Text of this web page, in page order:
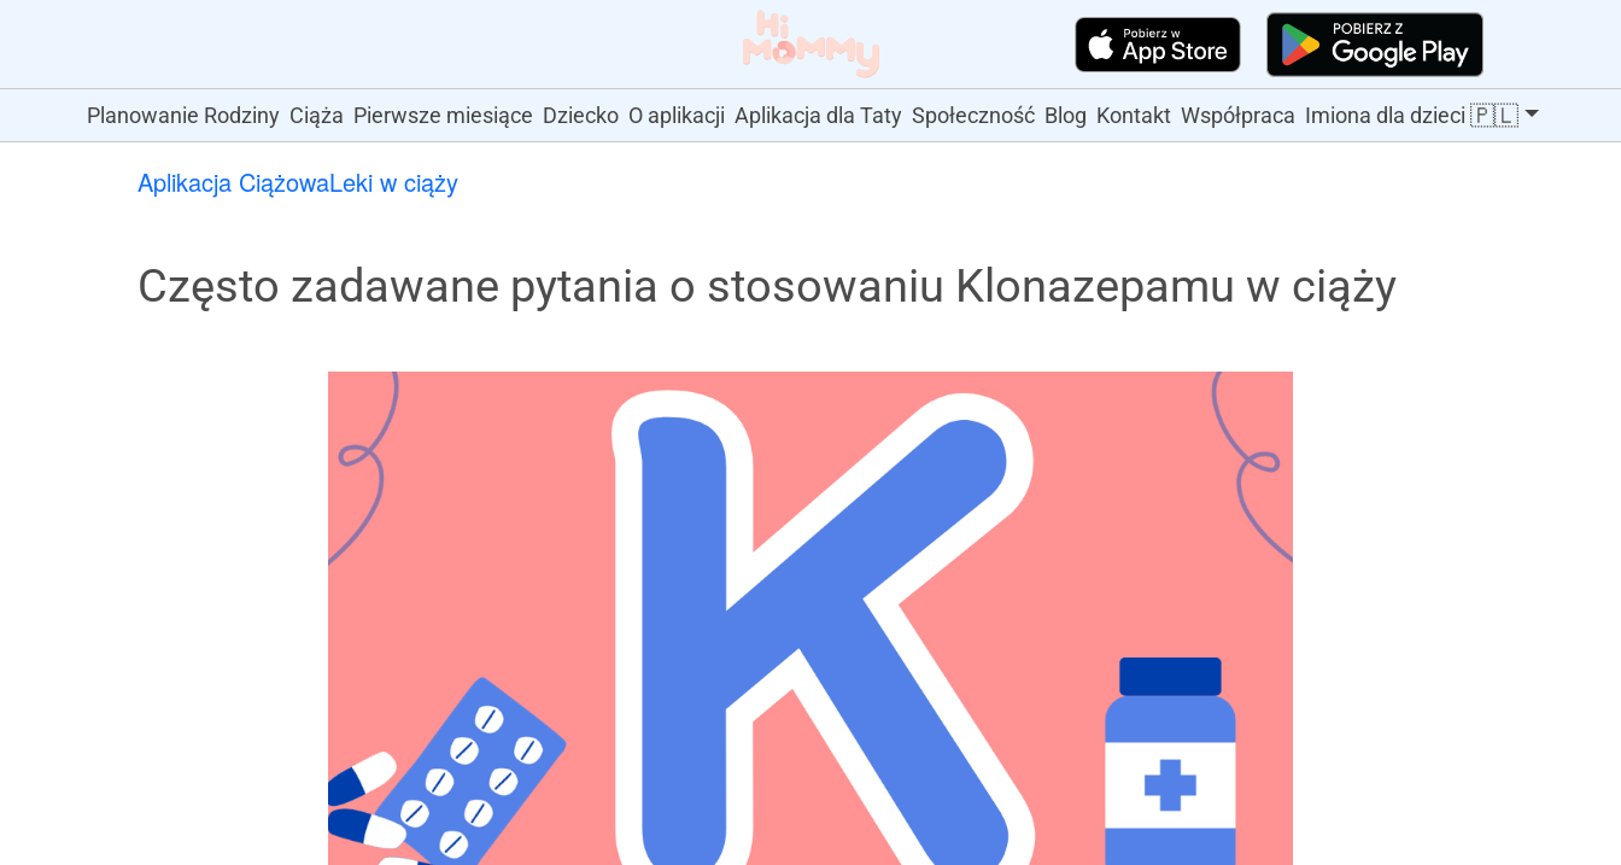
Planowanie Rodziny Ciąża Pierwsze miesiące Dziecko O aplikacji Aplikacja dla Taty Społeczność Blog Kontakt Współpraca Imiona dla dzieci 🇵🇱
Aplikacja CiążowaLeki w ciąży
Często zadawane pytania o stosowaniu Klonazepamu w ciąży